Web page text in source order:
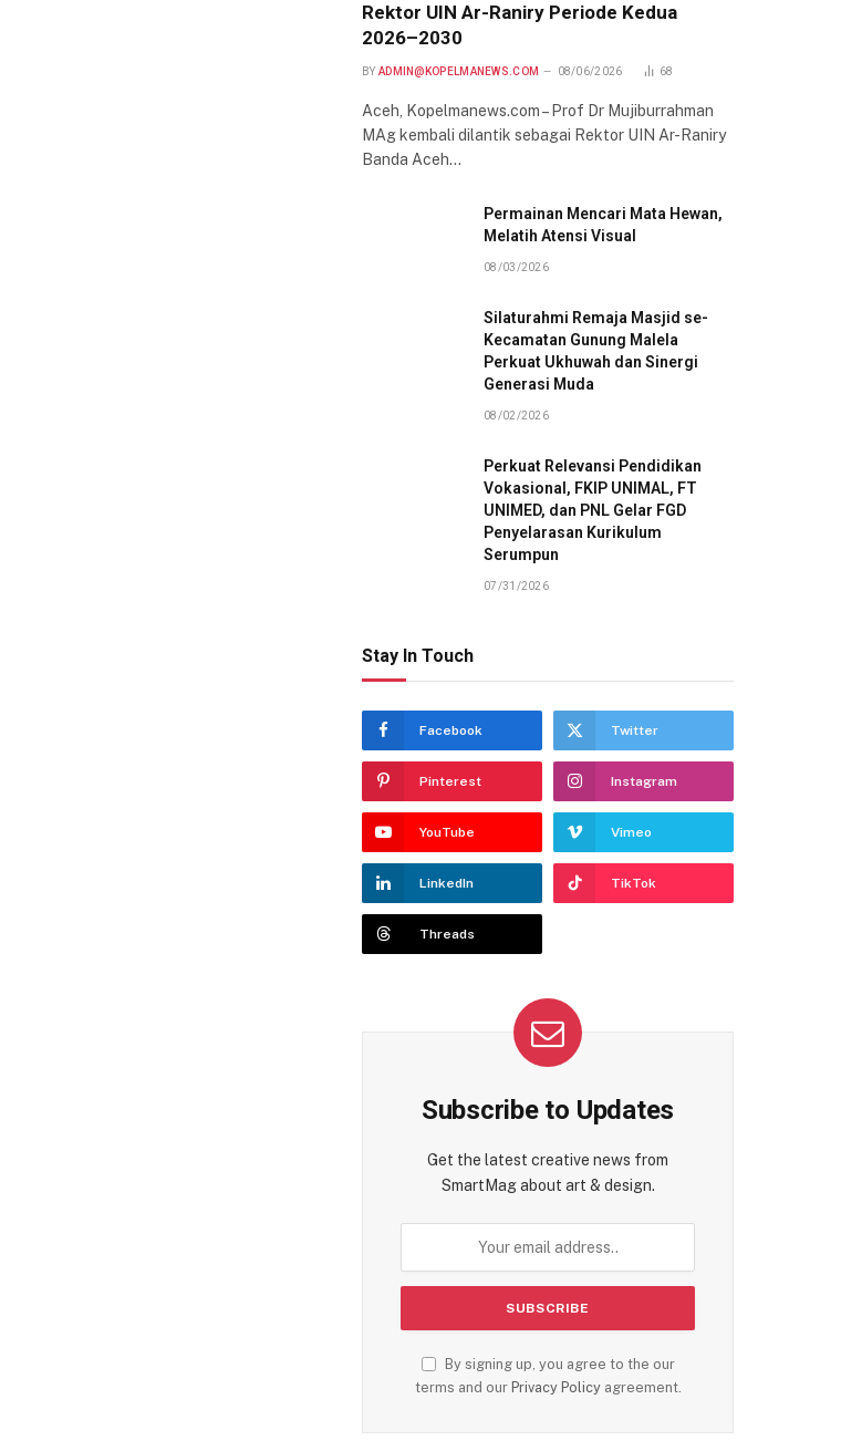
Rektor UIN Ar-Raniry Periode Kedua
2026–2030
BY ADMIN@KOPELMANEWS.COM 08/06/2026 68
Aceh, Kopelmanews.com – Prof Dr Mujiburrahman
MAg kembali dilantik sebagai Rektor UIN Ar-Raniry
Banda Aceh…
Permainan Mencari Mata Hewan,
Melatih Atensi Visual
08/03/2026
Silaturahmi Remaja Masjid se-
Kecamatan Gunung Malela
Perkuat Ukhuwah dan Sinergi
Generasi Muda
08/02/2026
Perkuat Relevansi Pendidikan
Vokasional, FKIP UNIMAL, FT
UNIMED, dan PNL Gelar FGD
Penyelarasan Kurikulum
Serumpun
07/31/2026
Stay In Touch
Facebook Twitter
Pinterest Instagram
YouTube Vimeo
LinkedIn TikTok
Threads
Subscribe to Updates
Get the latest creative news from
SmartMag about art & design.
By signing up, you agree to the our
terms and our Privacy Policyagreement.